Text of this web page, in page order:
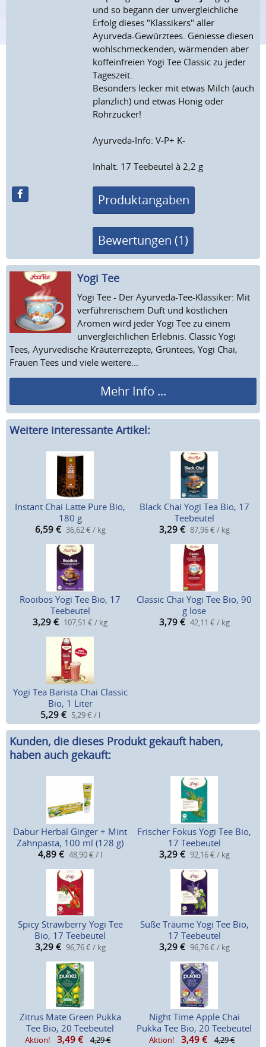
und so begann der unvergleichliche
Erfolg dieses "Klassikers" aller
Ayurveda-Gewürztees. Geniesse diesen
wohlschmeckenden, wärmenden aber
koffeinfreien Yogi Tee Classic zu jeder
Tageszeit.
Besonders lecker mit etwas Milch (auch
planzlich) und etwas Honig oder
Rohrzucker!
Ayurveda-Info: V-P+ K-
Inhalt: 17 Teebeutel à 2,2 g
Produktangaben
Bewertungen (1)
Yogi Tee
Yogi Tee - Der Ayurveda-Tee-Klassiker: Mit
verführerischem Duft und köstlichen
Aromen wird jeder Yogi Tee zu einem
unvergleichlichen Erlebnis. Classic Yogi
Tees, Ayurvedische Kräuterrezepte, Grüntees, Yogi Chai,
Frauen Tees und viele weitere...
Mehr Info ...
Weitere interessante Artikel:
Instant Chai Latte Pure Bio,
180 g
6,59 € 36,62 € / kg
Black Chai Yogi Tea Bio, 17
Teebeutel
3,29 € 87,96 € / kg
Rooibos Yogi Tee Bio, 17
Teebeutel
3,29 € 107,51 € / kg
Classic Chai Yogi Tee Bio, 90
g lose
3,79 € 42,11 € / kg
Yogi Tea Barista Chai Classic
Bio, 1 Liter
5,29 € 5,29 € / l
Kunden, die dieses Produkt gekauft haben,
haben auch gekauft:
Dabur Herbal Ginger + Mint
Zahnpasta, 100 ml (128 g)
4,89 € 48,90 € / l
Frischer Fokus Yogi Tee Bio,
17 Teebeutel
3,29 € 92,16 € / kg
Spicy Strawberry Yogi Tee
Bio, 17 Teebeutel
3,29 € 96,76 € / kg
Süße Träume Yogi Tee Bio,
17 Teebeutel
3,29 € 96,76 € / kg
Zitrus Mate Green Pukka
Tee Bio, 20 Teebeutel
Aktion! 3,49 €
4,29 €
Night Time Apple Chai
Pukka Tee Bio, 20 Teebeutel
Aktion! 3,49 €
4,29 €